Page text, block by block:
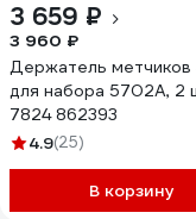
3 659 ₽
3 960 ₽
Держатель метчиков
для набора 5702A, 2
7824 862393
4.9(25)
В корзину